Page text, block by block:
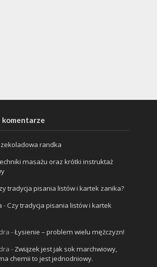
komentarze
randka
masażu oraz krótki instruktaż
tradycja pisania listów i kartek zanika?
-Czy tradycja pisania listów i kartek
-Łysienie – problem wielu mężczyzn!
- Związek jest jak sok marchwiowy,
chemii to jest jednodniowy.